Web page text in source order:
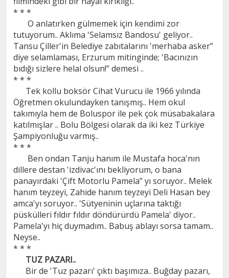
* * *
O anlatırken gülmemek için kendimi zor
tutuyorum.. Aklıma 'Selamsız Bandosu' geliyor..
Tansu Çiller'in Belediye zabıtalarını 'merhaba asker”
diye selamlaması, Erzurum mitinginde; 'Bacınızın
bıdığı sizlere helal olsun!” demesi ..
* * *
Tek kollu boksör Cihat Vurucu ile 1966 yılında
Öğretmen okulundayken tanışmış.. Hem okul
takımıyla hem de Boluspor ile pek çok müsabakalara
katılmışlar .. Bolu Bölgesi olarak da iki kez Türkiye
Şampiyonluğu varmış..
* * *
Ben ondan Tanju hanım ile Mustafa hoca'nın
dillere destan 'izdivac'ını bekliyorum, o bana
panayırdaki 'Çift Motorlu Pamela” yı soruyor.. Melek
hanım teyzeyi, Zahide hanım teyzeyi Deli Hasan bey
amca'yı soruyor.. 'Sütyeninin uçlarına taktığı
püskülleri fıldır fıldır döndürürdü Pamela' diyor..
Pamela'yı hiç duymadım.. Babuş ablayı sorsa tamam..
Neyse..
* * *
TUZ PAZARI..
Bir de 'Tuz pazarı' çıktı başımıza.. Buğday pazarı,